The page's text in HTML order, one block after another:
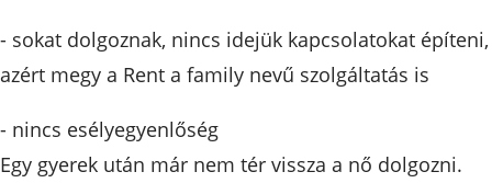
- sokat dolgoznak, nincs idejük kapcsolatokat építeni,
azért megy a Rent a family nevű szolgáltatás is
- nincs esélyegyenlőség
Egy gyerek után már nem tér vissza a nő dolgozni.